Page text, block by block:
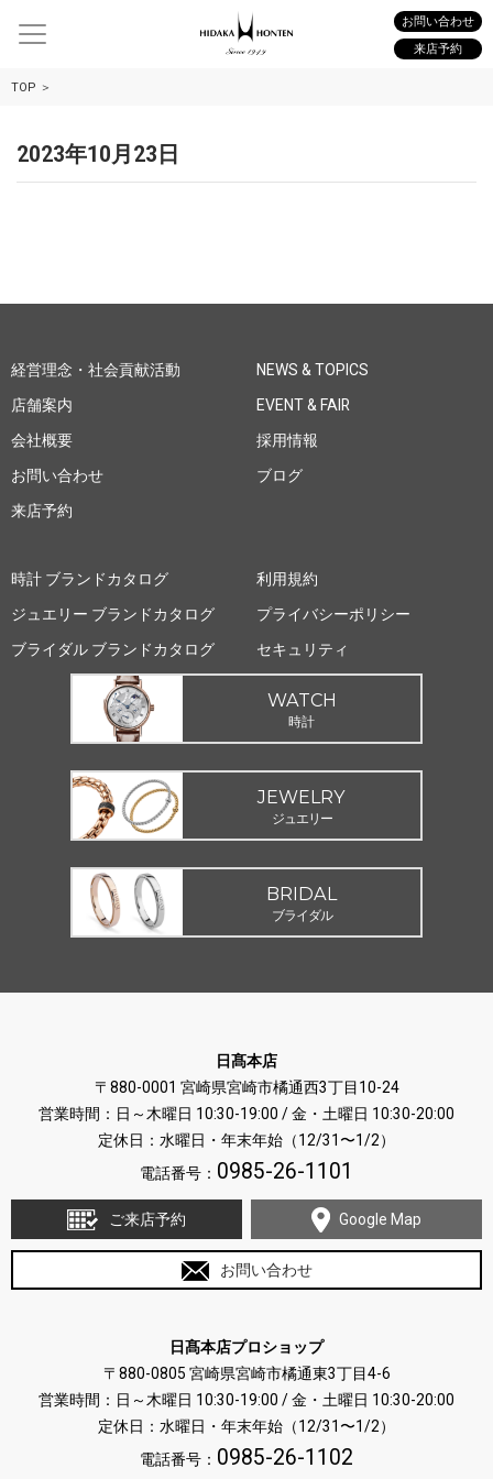
お問い合わせ
来店予約
TOP
2023年10月23日
経営理念・社会貢献活動
店舗案内
会社概要
お問い合わせ
来店予約
NEWS & TOPICS
EVENT & FAIR
採用情報
ブログ
時計 ブランドカタログ
ジュエリー ブランドカタログ
ブライダル ブランドカタログ
利用規約
プライバシーポリシー
セキュリティ
WATCH
時計
JEWELRY
ジュエリー
BRIDAL
ブライダル
日髙本店
〒880-0001 宮崎県宮崎市橘通西3丁目10-24
営業時間：日～木曜日 10:30-19:00 / 金・土曜日 10:30-20:00
定休日：水曜日・年末年始（12/31〜1/2）
電話番号： 0985-26-1101
ご来店予約 Google Map
お問い合わせ
日髙本店プロショップ
〒880-0805 宮崎県宮崎市橘通東3丁目4-6
営業時間：日～木曜日 10:30-19:00 / 金・土曜日 10:30-20:00
定休日：水曜日・年末年始（12/31〜1/2）
電話番号： 0985-26-1102